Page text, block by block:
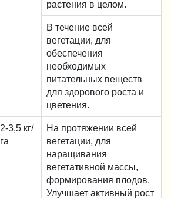
растения в целом.
В течение всей
вегетации, для
обеспечения
необходимых
питательных веществ
для здорового роста и
цветения.
2-3,5 кг/
га
На протяжении всей
вегетации, для
наращивания
вегетативной массы,
формирования плодов.
Улучшает активный рост